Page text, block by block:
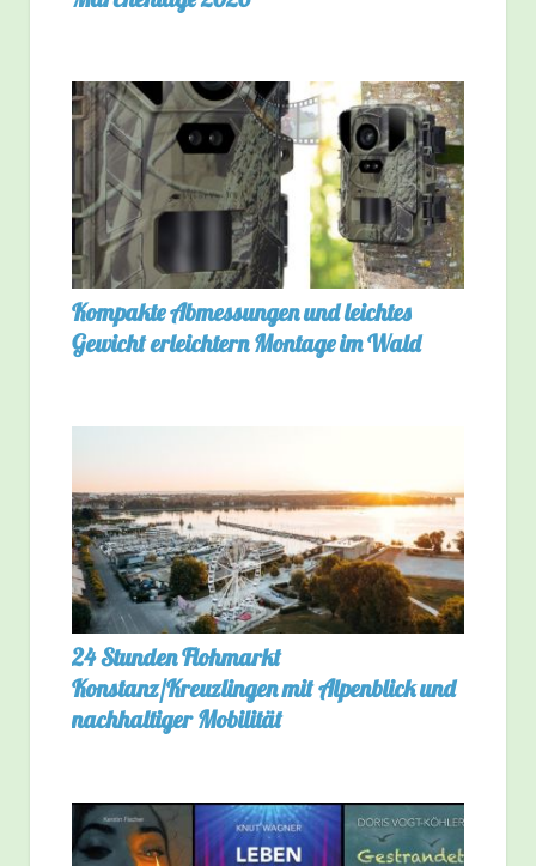
Kompakte Abmessungen und leichtes
Gewicht erleichtern Montage im Wald
24 Stunden Flohmarkt
Konstanz/Kreuzlingen mit Alpenblick und
nachhaltiger Mobilität